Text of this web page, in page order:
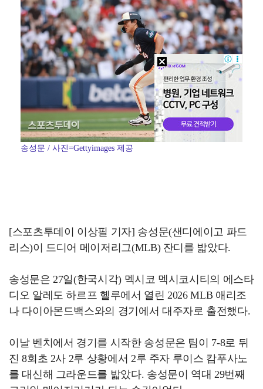
"언론사 대표·국회의원도"…최연청, 판사 남편까지 화려…
한국 남자배구, 중국 3-0 완파하고 동아시아선수권 결…
'서명관·야고 연속골' 울산, 동해안 더비서 포항 제압…
송성문 / 사진=Gettyimages 제공
[스포츠투데이 이상필 기자] 송성문(샌디에이고 파드
리스)이 드디어 메이저리그(MLB) 잔디를 밟았다.
송성문은 27일(한국시각) 멕시코 멕시코시티의 에스타
디오 알레도 하르프 헬루에서 열린 2026 MLB 애리조
나 다이아몬드백스와의 경기에서 대주자로 출전했다.
이날 벤치에서 경기를 시작한 송성문은 팀이 7-8로 뒤
진 8회초 2사 2루 상황에서 2루 주자 루이스 캄푸사노
를 대신해 그라운드를 밟았다. 송성문이 역대 29번째